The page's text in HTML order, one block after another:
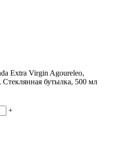
Extra Virgin Agoureleo,
бутылка, 500 мл
+